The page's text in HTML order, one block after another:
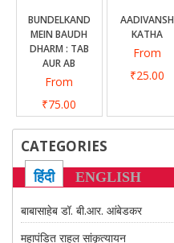
BUNDELKAND
MEIN BAUDH
DHARM : TAB
AUR AB
From
₹75.00
AADIVANSH
KATHA
From
₹25.00
CATEGORIES
हिंदी ENGLISH
बाबासाहेब डॉ. बी.आर. आंबेडकर
महापंडित राहुल सांकृत्यायन